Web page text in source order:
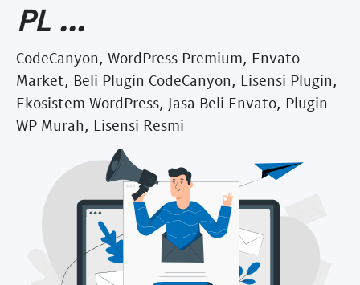
PL ...
CodeCanyon, WordPress Premium, Envato
Market, Beli Plugin CodeCanyon, Lisensi Plugin,
Ekosistem WordPress, Jasa Beli Envato, Plugin
WP Murah, Lisensi Resmi